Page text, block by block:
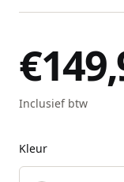
Inclusief btw
Kleur